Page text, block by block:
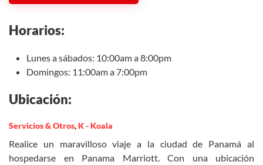
Horarios:
Lunes a sábados: 10:00am a 8:00pm
Domingos: 11:00am a 7:00pm
Ubicación:
Servicios & Otros,K - Koala
Realice un maravilloso viaje a la ciudad de Panamá al
hospedarse en Panama Marriott. Con una ubicación